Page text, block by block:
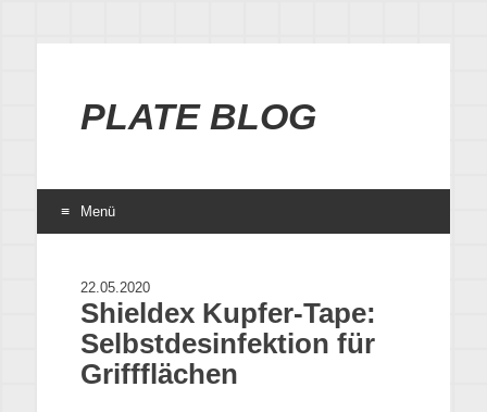
PLATE BLOG
Menü
22.05.2020
Shieldex Kupfer-Tape:
Selbstdesinfektion für
Griffflächen